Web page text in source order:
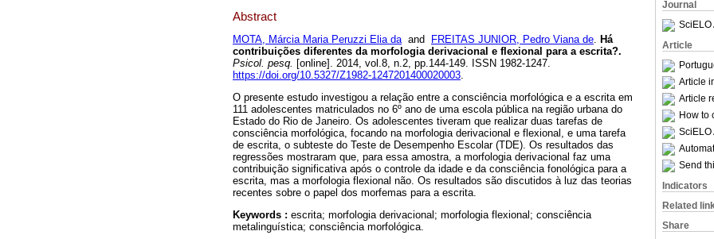
Journal
SciELO
Article
Article
Article
How to
SciELO
Send
Indicators
Related
Share
Abstract
MOTA, Márcia Maria Peruzzi Elia daand FREITAS JUNIOR, Pedro Viana de. Há
contribuições diferentes da morfologia derivacional e flexional para a escrita?.
Psicol. pesq. [online]. 2014, vol.8, n.2, pp.144-149. ISSN 1982-1247.
https://doi.org/10.5327/Z1982-1247201400020003.
O presente estudo investigou a relação entre a consciência morfológica e a escrita em
111 adolescentes matriculados no 6º ano de uma escola pública na região urbana do
Estado do Rio de Janeiro. Os adolescentes tiveram que realizar duas tarefas de
consciência morfológica, focando na morfologia derivacional e flexional, e uma tarefa
de escrita, o subteste do Teste de Desempenho Escolar (TDE). Os resultados das
regressões mostraram que, para essa amostra, a morfologia derivacional faz uma
contribuição significativa após o controle da idade e da consciência fonológica para a
escrita, mas a morfologia flexional não. Os resultados são discutidos à luz das teorias
recentes sobre o papel dos morfemas para a escrita.
Keywords : escrita; morfologia derivacional; morfologia flexional; consciência
metalinguística; consciência morfológica.